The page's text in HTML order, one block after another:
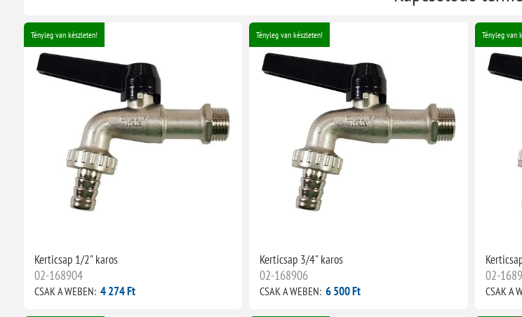
Tényleg van készleten!
Kerticsap 1/2" karos
02-168904
CSAK A WEBEN: 4 274 Ft
Tényleg van készleten!
Kerticsap 3/4" karos
02-168906
CSAK A WEBEN: 6 500 Ft
Tényleg van
02-
CSAK A